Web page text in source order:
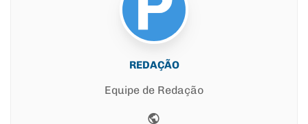
REDAÇÃO
Equipe de Redação